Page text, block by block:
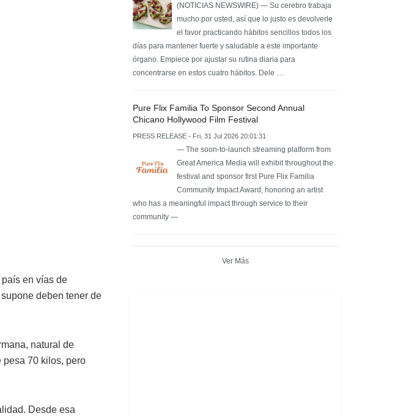
en vías de
deben tener de
natural de
pesa 70 kilos, pero
Desde esa
(NOTICIAS NEWSWIRE) — Su cerebro trabaja
mucho por usted, así que lo justo es devolverle
el favor practicando hábitos sencillos todos los
días para mantener fuerte y saludable a este importante
órgano. Empiece por ajustar su rutina diaria para
concentrarse en estos cuatro hábitos. Dele …
Pure Flix Familia To Sponsor Second Annual
Chicano Hollywood Film Festival
PRESS RELEASE - Fri, 31 Jul 2026 20:01:31
— The soon-to-launch streaming platform from
Great America Media will exhibit throughout the
festival and sponsor first Pure Flix Familia
Community Impact Award, honoring an artist
who has a meaningful impact through service to their
community —
Ver Más